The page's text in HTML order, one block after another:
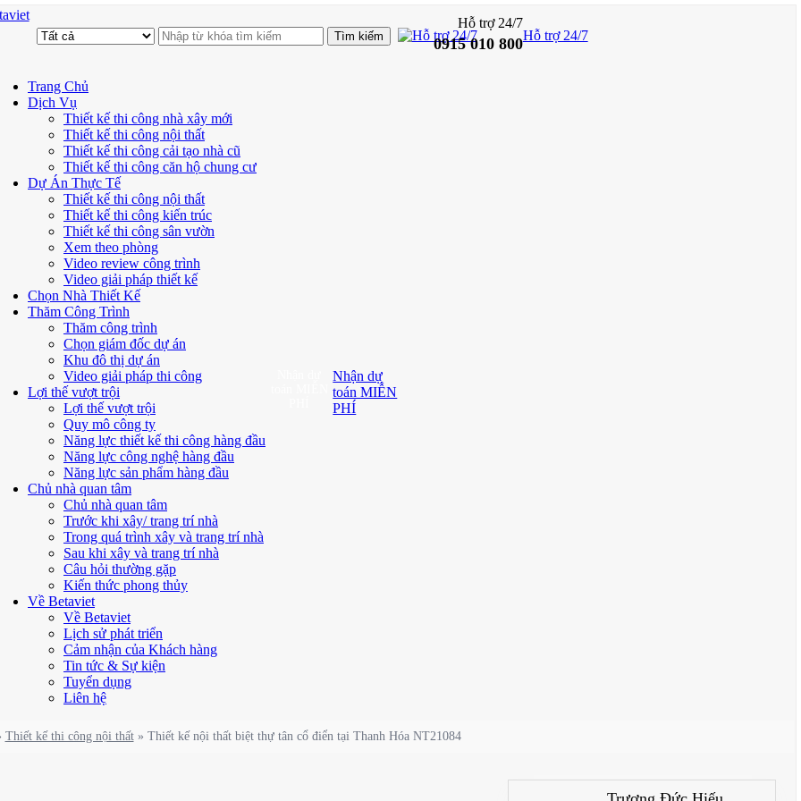
Hỗ trợ 24/7
0915 010 800Hỗ trợ 24/7
Trang Chủ
Dịch Vụ
Thiết kế thi công nhà xây mới
Thiết kế thi công nội thất
Thiết kế thi công cải tạo nhà cũ
Thiết kế thi công căn hộ chung cư
Dự Án Thực Tế
Thiết kế thi công nội thất
Thiết kế thi công kiến trúc
Thiết kế thi công sân vườn
Xem theo phòng
Video review công trình
Video giải pháp thiết kế
Chọn Nhà Thiết Kế
Thăm Công Trình
Thăm công trình
Chọn giám đốc dự án
Khu đô thị dự án
Video giải pháp thi công
Lợi thế vượt trội
Lợi thế vượt trội
Quy mô công ty
Năng lực thiết kế thi công hàng đầu
Năng lực công nghệ hàng đầu
Năng lực sản phẩm hàng đầu
Chủ nhà quan tâm
Chủ nhà quan tâm
Trước khi xây/ trang trí nhà
Trong quá trình xây và trang trí nhà
Sau khi xây và trang trí nhà
Câu hỏi thường gặp
Kiến thức phong thủy
Về Betaviet
Về Betaviet
Lịch sử phát triển
Cảm nhận của Khách hàng
Tin tức & Sự kiện
Tuyển dụng
Liên hệ
Nhận dự
toán MIỄN
PHÍ
Thiết kế thi công nội thất» Thiết kế nội thất biệt thự tân cổ điển tại Thanh Hóa NT21084